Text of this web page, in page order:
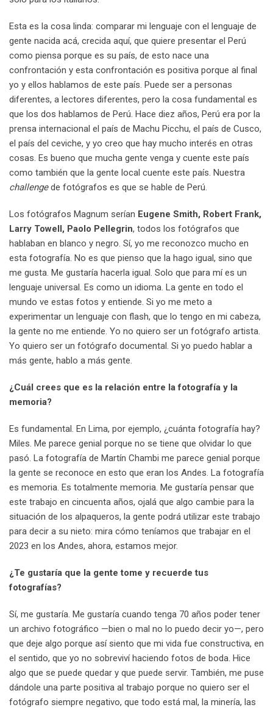
Esta es la cosa linda: comparar mi lenguaje con el lenguaje de
gente nacida acá, crecida aquí, que quiere presentar el Perú
como piensa porque es su país, de esto nace una
confrontación y esta confrontación es positiva porque al final
yo y ellos hablamos de este país. Puede ser a personas
diferentes, a lectores diferentes, pero la cosa fundamental es
que los dos hablamos de Perú. Hace diez años, Perú era por la
prensa internacional el país de Machu Picchu, el país de Cusco,
el país del ceviche, y yo creo que hay mucho interés en otras
cosas. Es bueno que mucha gente venga y cuente este país
como también que la gente local cuente este país. Nuestra
challengede fotógrafos es que se hable de Perú.
Los fotógrafos Magnum serían Eugene Smith, Robert Frank,
Larry Towell, Paolo Pellegrin, todos los fotógrafos que
hablaban en blanco y negro. Sí, yo me reconozco mucho en
esta fotografía. No es que pienso que la hago igual, sino que
me gusta. Me gustaría hacerla igual. Solo que para mí es un
lenguaje universal. Es como un idioma. La gente en todo el
mundo ve estas fotos y entiende. Si yo me meto a
experimentar un lenguaje con flash, que lo tengo en mi cabeza,
la gente no me entiende. Yo no quiero ser un fotógrafo artista.
Yo quiero ser un fotógrafo documental. Si yo puedo hablar a
más gente, hablo a más gente.
¿Cuál crees que es la relación entre lafotografía y la
memoria?
Es fundamental. En Lima, por ejemplo, ¿cuánta fotografía hay?
Miles. Me parece genial porque no se tiene que olvidar lo que
pasó. La fotografía de Martín Chambi me parece genial porque
la gente se reconoce en esto que eran los Andes. La fotografía
es memoria. Es totalmente memoria. Me gustaría pensar que
este trabajo en cincuenta años, ojalá que algo cambie para la
situación de los alpaqueros, la gente podrá utilizar este trabajo
para decir a su nieto: mira cómo teníamos que trabajar en el
2023 en los Andes, ahora, estamos mejor.
¿Te gustaría que la gente tome y recuerde tus
fotografías?
Sí, me gustaría. Me gustaría cuando tenga 70 años poder tener
un archivo fotográfico —bien o mal no lo puedo decir yo—, pero
que deje algo porque así siento que mi vida fue constructiva, en
el sentido, que yo no sobreviví haciendo fotos de boda. Hice
algo que se puede quedar y que puede servir. También, me puse
dándole una parte positiva al trabajo porque no quiero ser el
fotógrafo siempre negativo, que todo está mal, la minería, las